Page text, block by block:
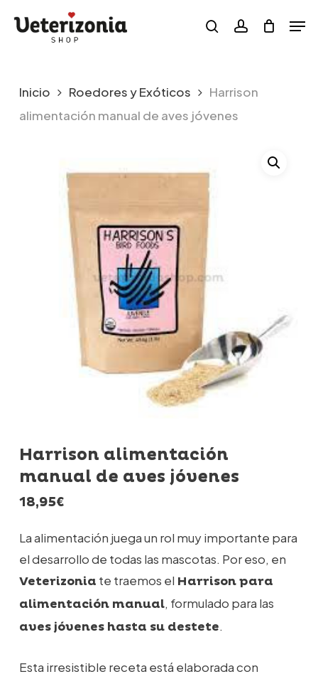
searchaccount
Inicio Roedores y Exóticos
Harrison
alimentación manual de aves jóvenes
Harrison alimentación
manual de aves jóvenes
18,95€
La alimentación juega un rol muy importante para
el desarrollo de todas las mascotas. Por eso, en
Veterizonia te traemos el Harrison para
alimentación manual, formulado para las
aves jóvenes hasta su destete.
Esta irresistible receta está elaborada con